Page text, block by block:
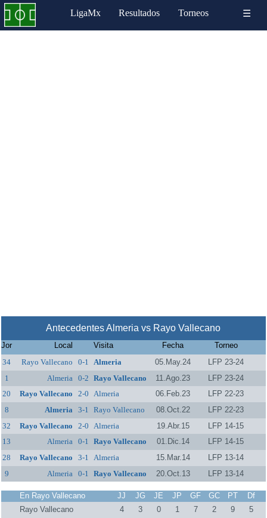
LigaMx Resultados Torneos ☰
Antecedentes Almeria vs Rayo Vallecano
Jor Local Visita Fecha
Torneo
34
Rayo Vallecano 0-1 Almeria 05.May.24
LFP 23-24
1
Almeria 0-2 Rayo Vallecano 11.Ago.23
LFP 23-24
20
Rayo Vallecano 2-0 Almeria 06.Feb.23
LFP 22-23
8
Almeria 3-1 Rayo Vallecano 08.Oct.22
LFP 22-23
32
Rayo Vallecano 2-0 Almeria 19.Abr.15
LFP 14-15
13
Almeria 0-1 Rayo Vallecano 01.Dic.14
LFP 14-15
28
Rayo Vallecano 3-1 Almeria 15.Mar.14
LFP 13-14
9
Almeria 0-1 Rayo Vallecano 20.Oct.13 LFP 13-14
En Rayo Vallecano JJ JG JE JP GF GC PT
Df
Rayo Vallecano
4 3 0 1 7 2 9
5